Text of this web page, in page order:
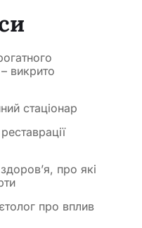
викрито
стаціонар
про які
про вплив